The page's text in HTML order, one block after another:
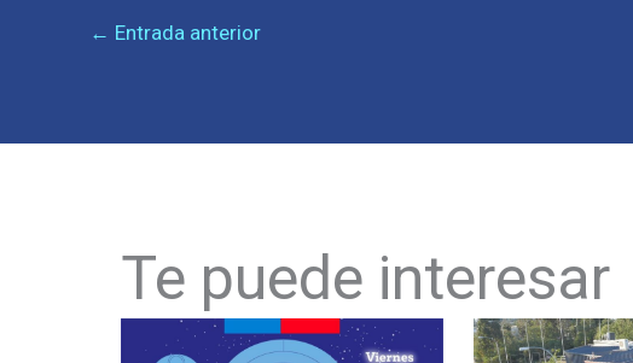
← Entrada anterior
Te puede interesar